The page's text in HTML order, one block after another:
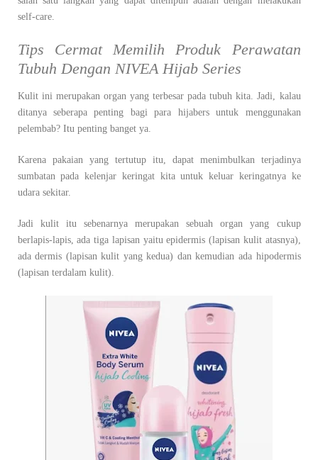
self-care.
Tips Cermat Memilih Produk Perawatan
Tubuh Dengan NIVEA Hijab Series
Kulit ini merupakan organ yang terbesar pada tubuh kita. Jadi, kalau
ditanya seberapa penting bagi para hijabers untuk menggunakan
pelembab? Itu penting banget ya.
Karena pakaian yang tertutup itu, dapat menimbulkan terjadinya
sumbatan pada kelenjar keringat kita untuk keluar keringatnya ke
udara sekitar.
Jadi kulit itu sebenarnya merupakan sebuah organ yang cukup
berlapis-lapis, ada tiga lapisan yaitu epidermis (lapisan kulit atasnya),
ada dermis (lapisan kulit yang kedua) dan kemudian ada hipodermis
(lapisan terdalam kulit).